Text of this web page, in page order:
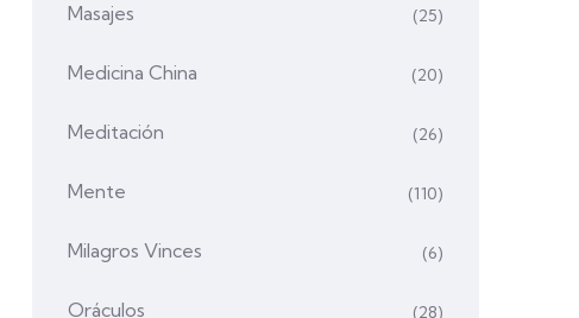
Masajes (25)
Medicina China (20)
Meditación (26)
Mente (110)
Milagros Vinces (6)
Oráculos (28)